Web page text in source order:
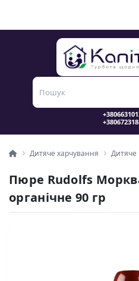
Дитяче харчування Дитяче
Пюре Rudolfs
органічне 90 гр